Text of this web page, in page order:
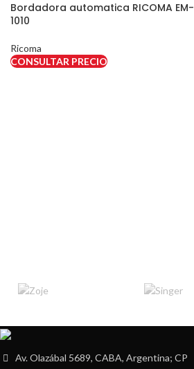
Bordadora automatica RICOMA EM-
1010
Ricoma
CONSULTAR PRECIO
Av. Olazábal 5689, CABA, Argentina; CP